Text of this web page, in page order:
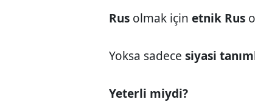
Rus olmak içinetnik Rus
Yoksa sadecesiyasi
Yeterli miydi?